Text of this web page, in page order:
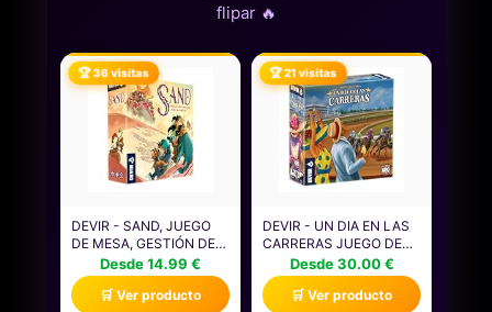
flipar 🔥
🏆 36 visitas
DEVIR - SAND, JUEGO
DE MESA, GESTIÓN DE
RECURSOS,
ESTRATEGIA, CON
AMIGOS, EDAD +14
Desde 14.99 €
🛒 Ver producto
🏆 21 visitas
DEVIR - UN DIA EN LAS
CARRERAS JUEGO DE
MESA, JUEGO DE MESA
CON AMIGOS
DIVERTIDO, EDAD +10
Desde 30.00 €
🛒 Ver producto